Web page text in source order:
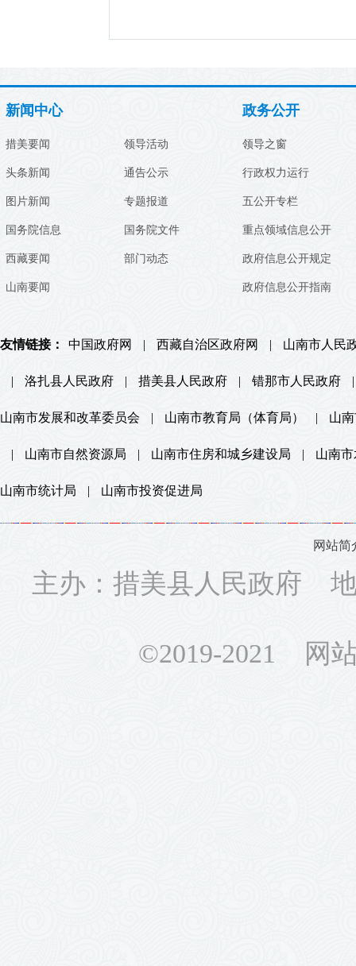
新闻中心
措美要闻
头条新闻
图片新闻
国务院信息
西藏要闻
山南要闻
领导活动
通告公示
专题报道
国务院文件
部门动态
政务公开
领导之窗
行政权力运行
五公开专栏
重点领域信息公开
政府信息公开规定
政府信息公开指南
友情链接： 中国政府网 | 西藏自治区政府网 | 山南市人民
| 洛扎县人民政府 | 措美县人民政府 | 错那市人民政府 |
山南市发展和改革委员会 | 山南市教育局（体育局） | 山
| 山南市自然资源局 | 山南市住房和城乡建设局 | 山南
山南市统计局 | 山南市投资促进局
网站简
主办：措美县人民政府
©2019-2021 网